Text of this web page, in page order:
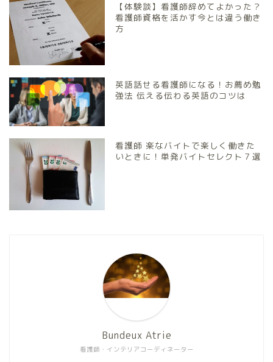
【体験談】看護師辞めてよかった？
看護師資格を活かす今とは違う働き
方
英語話せる看護師になる！お薦め勉
強法 伝える伝わる英語のコツは
看護師 楽なバイトで楽しく働きた
いときに！単発バイトセレクト７選
看護師・インテリアコーディネーター
Bundeux Atrie